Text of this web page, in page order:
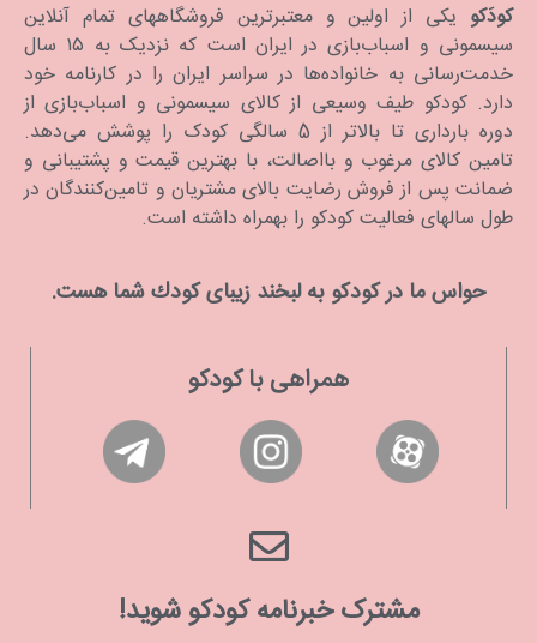
کودَکو یکی از اولین و معتبرترین فروشگاههای تمام آنلاین
سیسمونی و اسباب‌بازی در ایران است که نزدیک به ۱۵ سال
خدمت‌رسانی به خانواده‌ها در سراسر ایران را در کارنامه خود
دارد. كودكو طیف وسیعی از کالای سیسمونی و اسباب‌بازی از
دوره بارداری تا بالاتر از 5 سالگی کودک را پوشش می‌دهد.
تامین کالای مرغوب و بااصالت، با بهترین قیمت و پشتیبانی و
ضمانت پس از فروش رضایت بالای مشتریان و تامین‌کنندگان در
طول سالهای فعالیت کودکو را بهمراه داشته است.
حواس ما در كودكو به لبخند زیبای كودك شما هست.
همراهی با کودکو
مشترک خبرنامه کودکو شوید!